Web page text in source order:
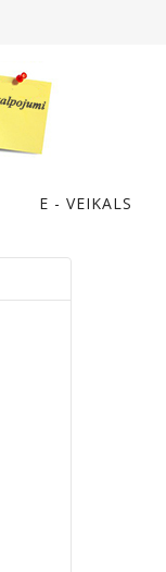
E - VEIKALS